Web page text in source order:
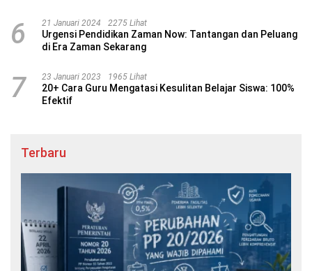
6 21 Januari 2024 2275 Lihat
Urgensi Pendidikan Zaman Now: Tantangan dan Peluang
di Era Zaman Sekarang
7 23 Januari 2023 1965 Lihat
20+ Cara Guru Mengatasi Kesulitan Belajar Siswa: 100%
Efektif
Terbaru